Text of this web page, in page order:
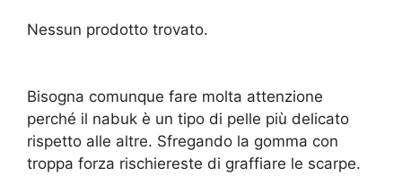
Nessun prodotto trovato.
Bisogna comunque fare molta attenzione
perché il nabuk è un tipo di pelle più delicato
rispetto alle altre. Sfregando la gomma con
troppa forza rischiereste di graffiare le scarpe.